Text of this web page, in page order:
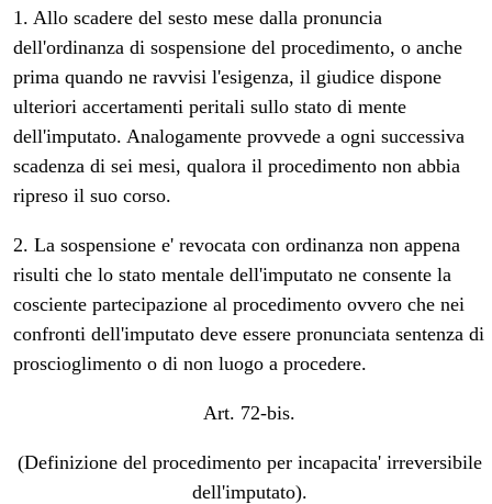
1. Allo scadere del sesto mese dalla pronuncia
dell'ordinanza di sospensione del procedimento, o anche
prima quando ne ravvisi l'esigenza, il giudice dispone
ulteriori accertamenti peritali sullo stato di mente
dell'imputato. Analogamente provvede a ogni successiva
scadenza di sei mesi, qualora il procedimento non abbia
ripreso il suo corso.
2. La sospensione e' revocata con ordinanza non appena
risulti che lo stato mentale dell'imputato ne consente la
cosciente partecipazione al procedimento ovvero che nei
confronti dell'imputato deve essere pronunciata sentenza di
proscioglimento o di non luogo a procedere.
Art. 72-bis.
(Definizione del procedimento per incapacita' irreversibile
dell'imputato).